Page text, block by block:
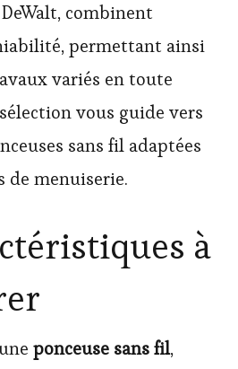
combinent
permettant ainsi
variés en toute
vous guide vers
sans fil adaptées
de menuiserie.
à
ponceuse sans fil,